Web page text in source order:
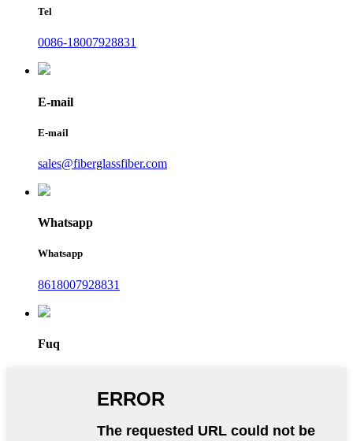
Tel
0086-18007928831
E-mail
E-mail
sales@fiberglassfiber.com
Whatsapp
Whatsapp
8618007928831
Fuq